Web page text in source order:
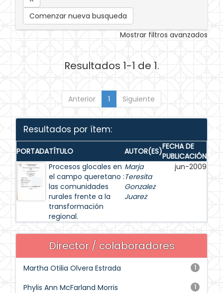
Comenzar nueva busqueda
Mostrar filtros avanzados
Resultados 1-1 de 1.
Anterior 1 Siguiente
Resultados por ítem:
PORTADATÍTULO AUTOR(ES)FECHA DE
PUBLICACIÓN
Procesos glocales en
el campo queretano :
las comunidades
rurales frente a la
transformación
regional.
Marja
Teresita
Gonzalez
Juarez
jun-2009
Director / colaboradores
1
Martha Otilia Olvera Estrada
1
Phylis Ann McFarland Morris